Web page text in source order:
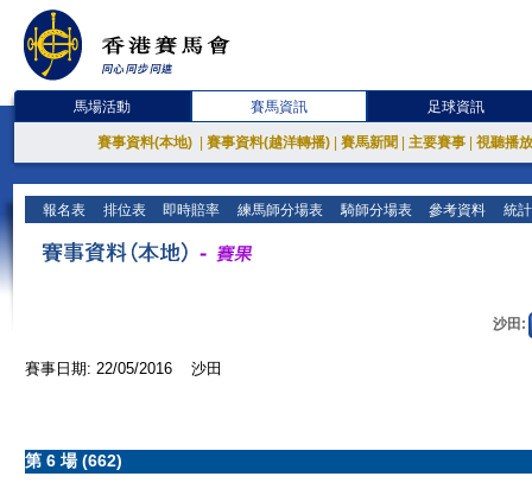
馬場活動 賽馬資訊 足球資訊
賽事資料(本地) 賽事資料(越洋轉播) 賽馬新聞 主要賽事 視聽播
報名表 排位表 即時賠率 練馬師分場表 騎師分場表 參考資料 統
沙田:
賽事日期: 22/05/2016 沙田
第 6 場 (662)